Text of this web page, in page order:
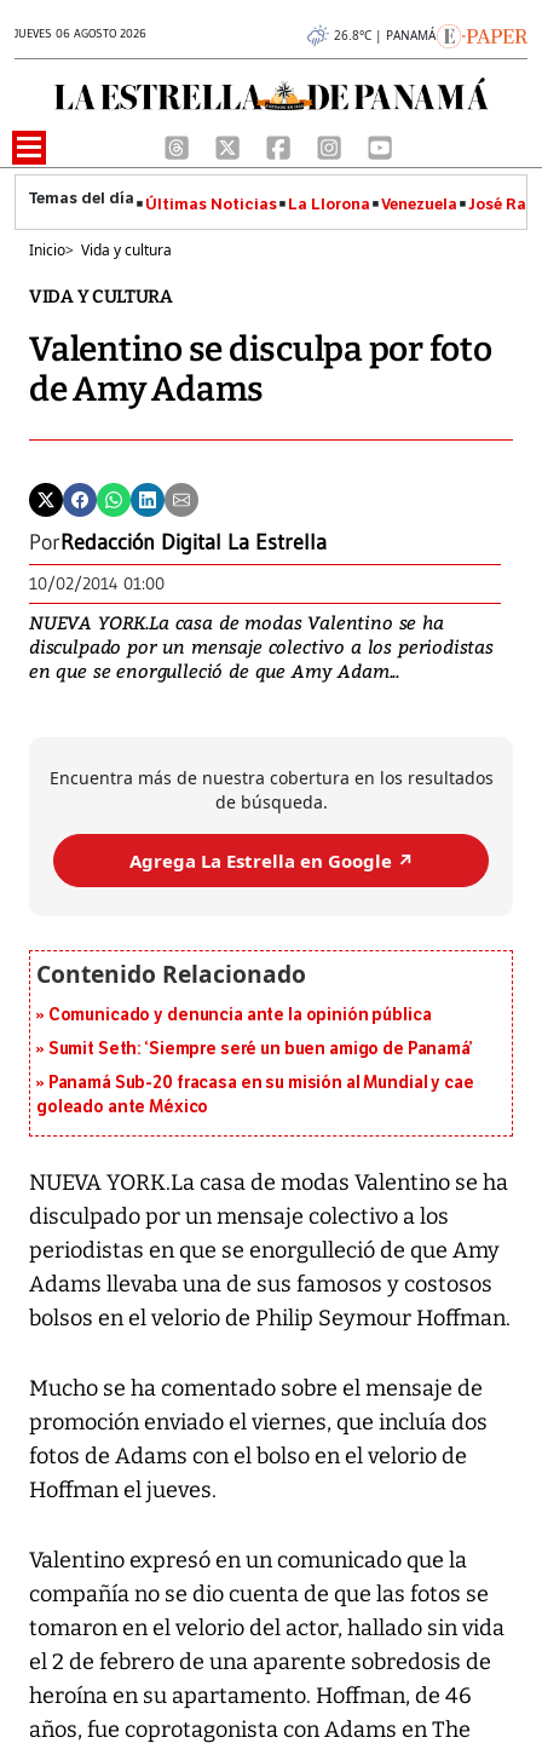
JUEVES 06 AGOSTO 2026 26.8°C | PANAMÁ
Últimas Noticias La Llorona Venezuela José
Inicio> Vida y cultura
VIDA Y CULTURA
Valentino se disculpa por foto
de Amy Adams
PorRedacción Digital La Estrella
10/02/2014 01:00
NUEVA YORK.La casa de modas Valentino se ha
disculpado por un mensaje colectivo a los periodistas
en que se enorgulleció de que Amy Adam...
Encuentra más de nuestra cobertura en los resultados
de búsqueda.
Agrega La Estrella en Google ↗️
Comunicado y denuncia ante la opinión pública
Sumit Seth: ‘Siempre seré un buen amigo de Panamá’
Panamá Sub-20 fracasa en su misión al Mundial y cae
goleado ante México
NUEVA YORK.La casa de modas Valentino se ha
disculpado por un mensaje colectivo a los
periodistas en que se enorgulleció de que Amy
Adams llevaba una de sus famosos y costosos
bolsos en el velorio de Philip Seymour Hoffman.
Mucho se ha comentado sobre el mensaje de
promoción enviado el viernes, que incluía dos
fotos de Adams con el bolso en el velorio de
Hoffman el jueves.
Valentino expresó en un comunicado que la
compañía no se dio cuenta de que las fotos se
tomaron en el velorio del actor, hallado sin vida
el 2 de febrero de una aparente sobredosis de
heroína en su apartamento. Hoffman, de 46
años, fue coprotagonista con Adams en The